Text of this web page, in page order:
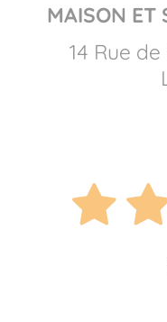
MAISON ET
14 Rue